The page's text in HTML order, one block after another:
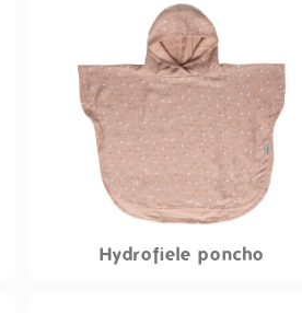
Hydrofiele poncho